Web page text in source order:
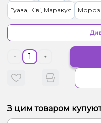
Гуава, Ківі, Маракуя
Зефір,
Грейпфрут, Полуниця,
Лемонграс
Суниця, Печиво Пиво,
- +
З цим товаром